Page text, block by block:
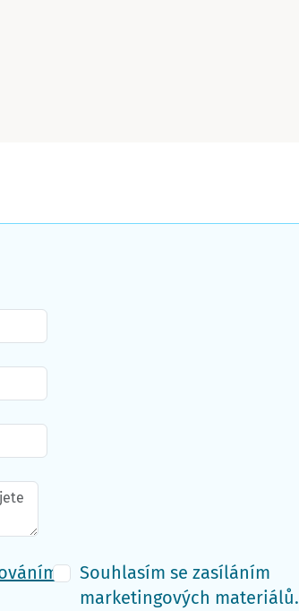
Souhlasím se zasíláním
marketingových materiálů.